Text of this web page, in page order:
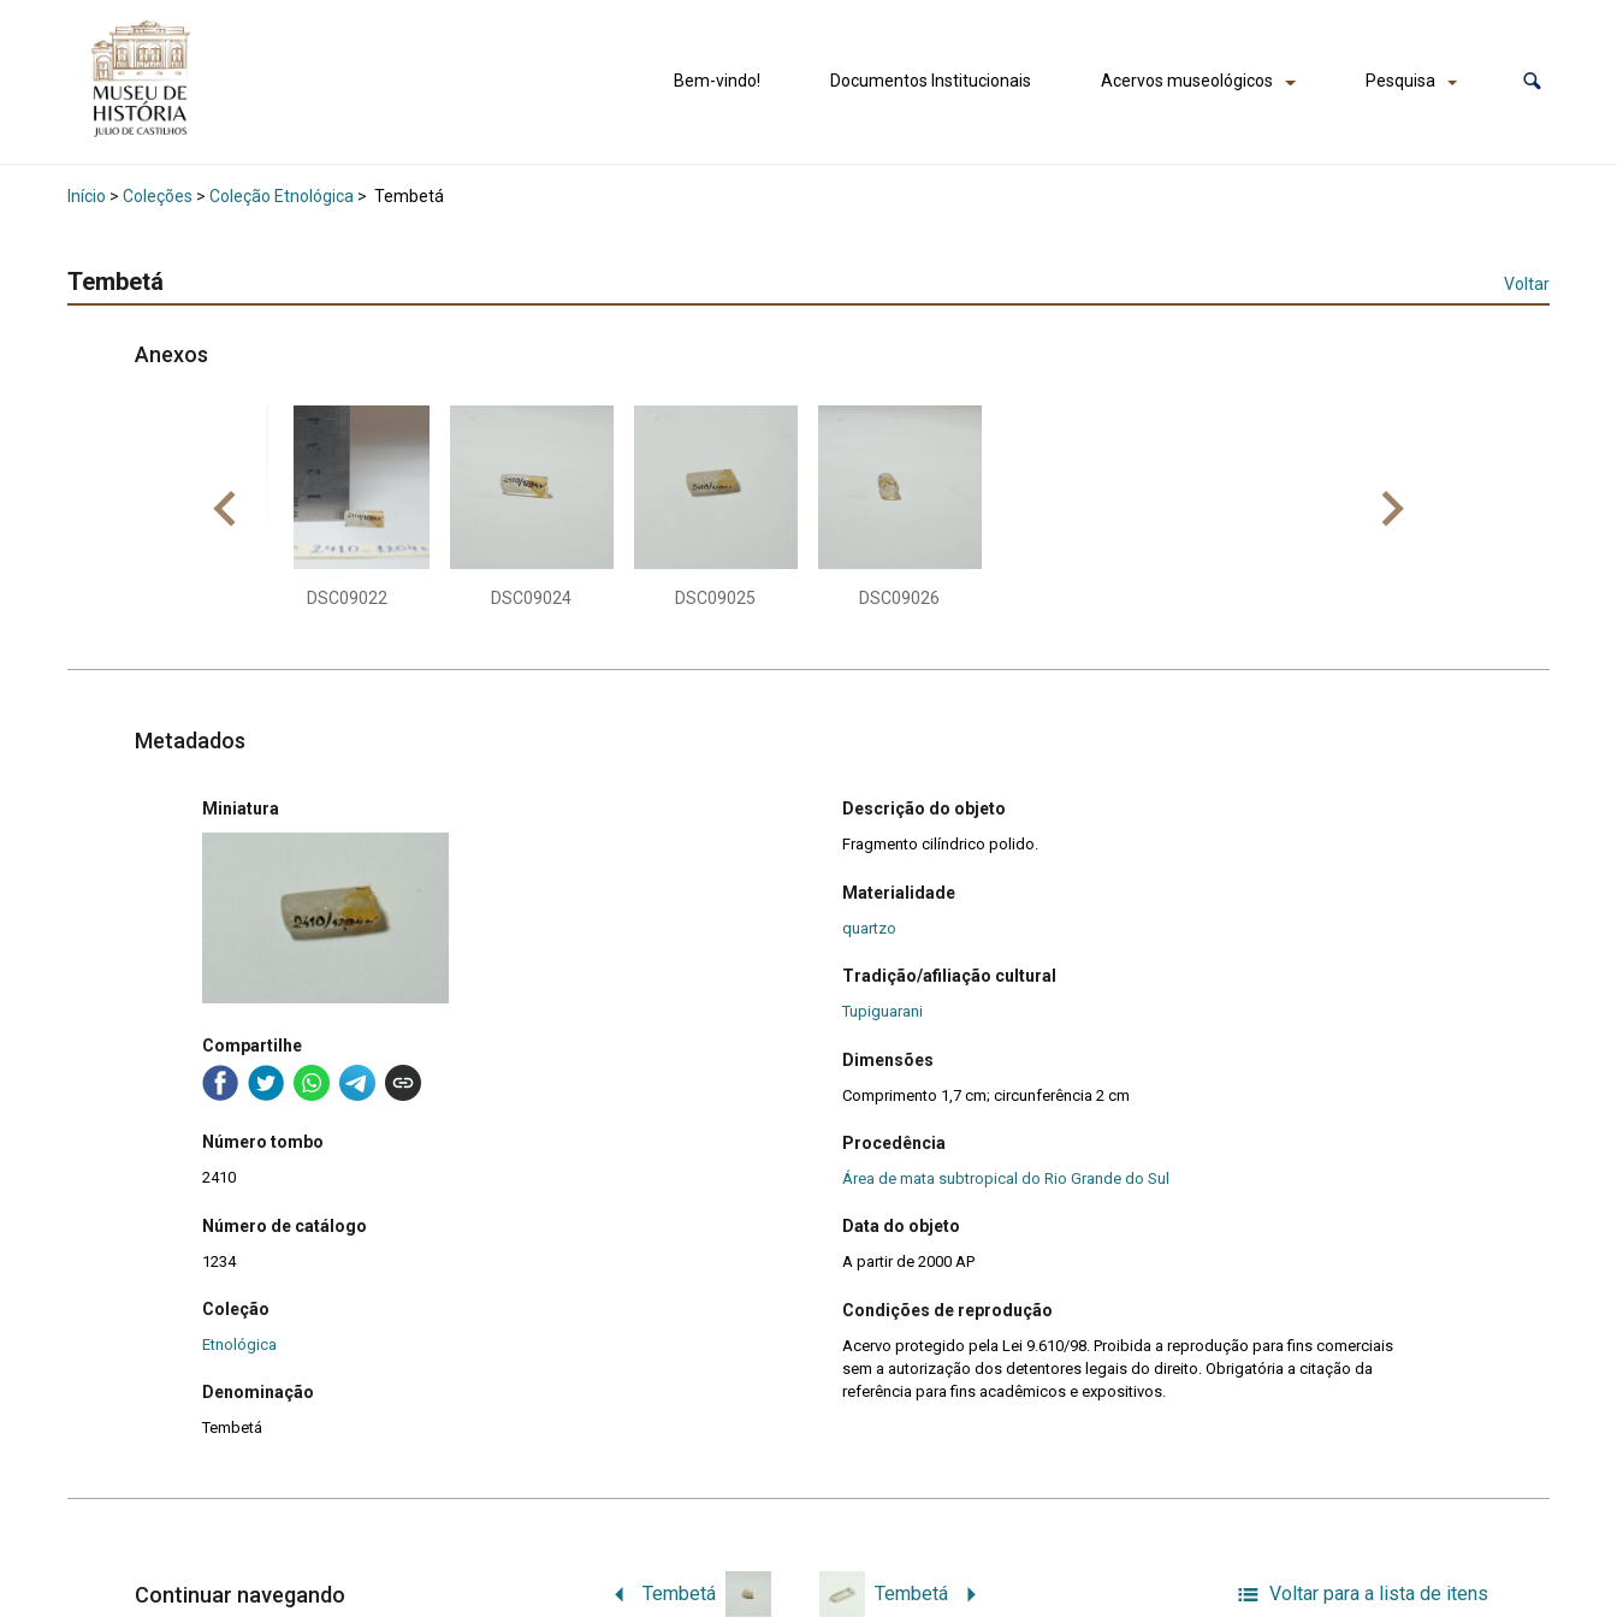
Bem-vindo! Documentos Institucionais Acervos museológicos Pesquisa
Início > Coleções > Coleção Etnológica > Tembetá
Tembetá Voltar
Anexos
DSC09022 DSC09024 DSC09025 DSC09026
Metadados
Miniatura
Compartilhe
Número tombo
2410
Número de catálogo
1234
Coleção
Etnológica
Denominação
Tembetá
Descrição do objeto
Fragmento cilíndrico polido.
Materialidade
quartzo
Tradição/afiliação cultural
Tupiguarani
Dimensões
Comprimento 1,7 cm; circunferência 2 cm
Procedência
Área de mata subtropical do Rio Grande do Sul
Data do objeto
A partir de 2000 AP
Condições de reprodução
Acervo protegido pela Lei 9.610/98. Proibida a reprodução para fins comerciais
sem a autorização dos detentores legais do direito. Obrigatória a citação da
referência para fins acadêmicos e expositivos.
Continuar navegando Tembetá Tembetá Voltar para a lista de itens